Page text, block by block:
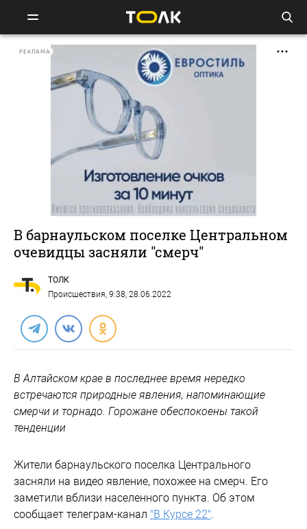
РЕКЛАМА
В барнаульском поселке Центральном
очевидцы засняли "смерч"
ТОЛК
Происшествия, 9:38, 28.06.2022
В Алтайском крае в последнее время нередко
встречаются природные явления, напоминающие
смерчи и торнадо. Горожане обеспокоены такой
тенденции
Жители барнаульского поселка Центрального
засняли на видео явление, похожее на смерч. Его
заметили вблизи населенного пункта. Об этом
сообщает телеграм-канал "В Курсе 22".